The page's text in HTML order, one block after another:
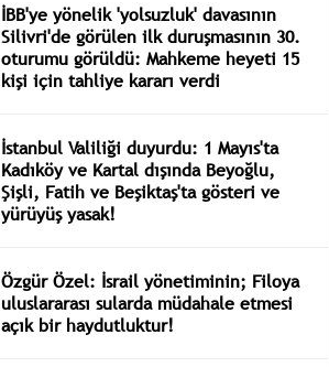
İBB'ye yönelik 'yolsuzluk' davasının
Silivri'de görülen ilk duruşmasının 30.
oturumu görüldü: Mahkeme heyeti 15
kişi için tahliye kararı verdi
İstanbul Valiliği duyurdu: 1 Mayıs'ta
Kadıköy ve Kartal dışında Beyoğlu,
Şişli, Fatih ve Beşiktaş'ta gösteri ve
yürüyüş yasak!
Özgür Özel: İsrail yönetiminin; Filoya
uluslararası sularda müdahale etmesi
açık bir haydutluktur!